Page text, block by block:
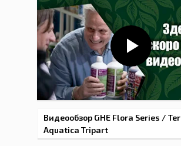
Видеообзор GHE Flora Series /
Aquatica Tripart